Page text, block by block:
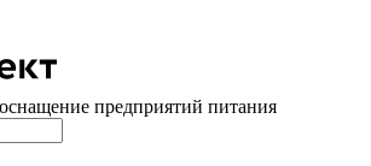
предприятий питания